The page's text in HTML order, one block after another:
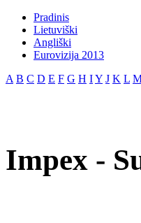
Pradinis
Lietuviški
Angliški
Eurovizija 2013
A B C D E F G H IY J K L
Impex -